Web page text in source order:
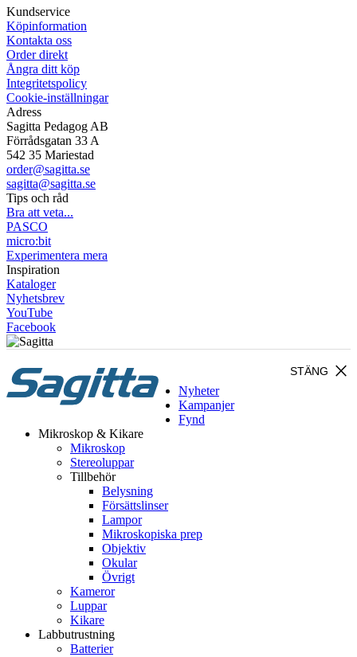
Kundservice
Köpinformation
Kontakta oss
Order direkt
Ångra ditt köp
Integritetspolicy
Cookie-inställningar
Adress
Sagitta Pedagog AB
Förrådsgatan 33 A
542 35 Mariestad
order@sagitta.se
sagitta@sagitta.se
Tips och råd
Bra att veta...
PASCO
micro:bit
Experimentera mera
Inspiration
Kataloger
Nyhetsbrev
YouTube
Facebook
close
STÄNG
Nyheter
Kampanjer
Fynd
Mikroskop & Kikare
Mikroskop
Stereoluppar
Tillbehör
Belysning
Försättslinser
Lampor
Mikroskopiska prep
Objektiv
Okular
Övrigt
Kameror
Luppar
Kikare
Labbutrustning
Batterier